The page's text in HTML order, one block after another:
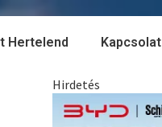
Hertelend Kapcsolat
Hirdetés